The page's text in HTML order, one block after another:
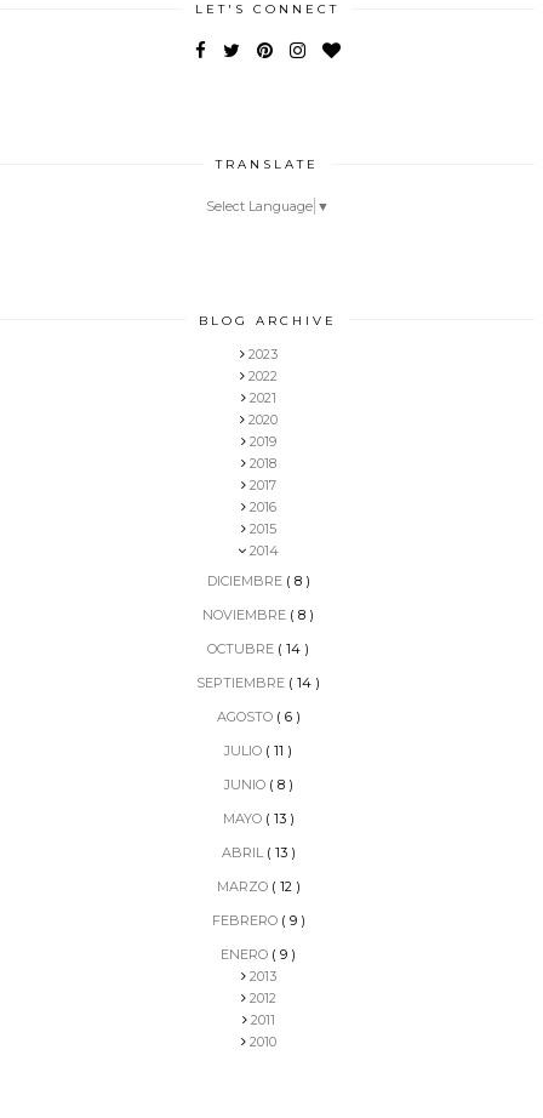
LET'S CONNECT
TRANSLATE
Select Language ▼
BLOG ARCHIVE
2023
2022
2021
2020
2019
2018
2017
2016
2015
2014
DICIEMBRE ( 8 )
NOVIEMBRE ( 8 )
OCTUBRE ( 14 )
SEPTIEMBRE ( 14 )
AGOSTO ( 6 )
JULIO ( 11 )
JUNIO ( 8 )
MAYO ( 13 )
ABRIL ( 13 )
MARZO ( 12 )
FEBRERO ( 9 )
ENERO ( 9 )
2013
2012
2011
2010